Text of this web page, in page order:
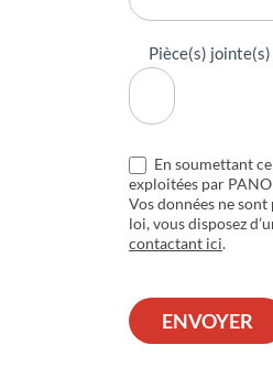
Pièce(s)
En soumettant
exploitées par
Vos données ne
loi, vous disposez
contactant ici.
ENVOYER